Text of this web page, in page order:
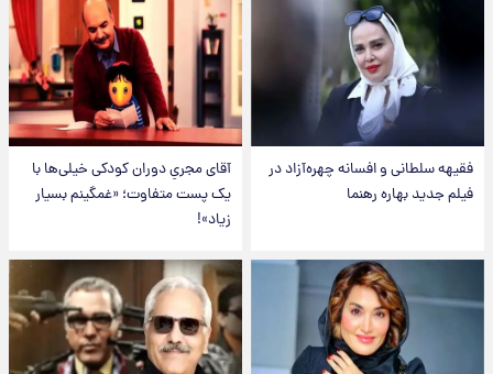
فقیهه سلطانی و افسانه چهره‌آزاد در
فیلم جدید بهاره رهنما
آقای مجریِ دوران کودکی خیلی‌ها با
یک پست متفاوت؛ «غمگینم بسیار
زیاد»!